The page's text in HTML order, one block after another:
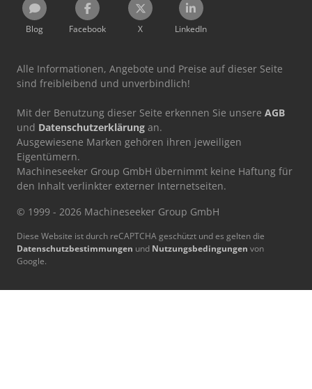
Blog Facebook X LinkedIn
Alle Informationen, Angebote und Preise auf dieser Seite
sind freibleibend und unverbindlich!
Mit der Benutzung dieser Seite erkennen Sie unsere AGB
und Datenschutzerklärung an.
Ausgewiesene Marken gehören ihren jeweiligen
Eigentümern.
Machineseeker Group GmbH übernimmt keine Haftung für
den Inhalt verlinkter externer Internetseiten.
© 1999 - 2026 Machineseeker Group GmbH
Diese Website ist durch reCAPTCHA geschützt und es gelten die
Datenschutzbestimmungen und Nutzungsbedingungen von
Google.